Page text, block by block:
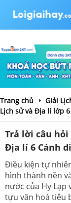
Trang chủ
Giải
Lịch sử và Địa lí lớp
Trả lời câu hỏi
Địa lí 6 Cánh
Điều kiện tự
hình thành nền
nước của Hy Lạp
tựu văn hoá tiêu